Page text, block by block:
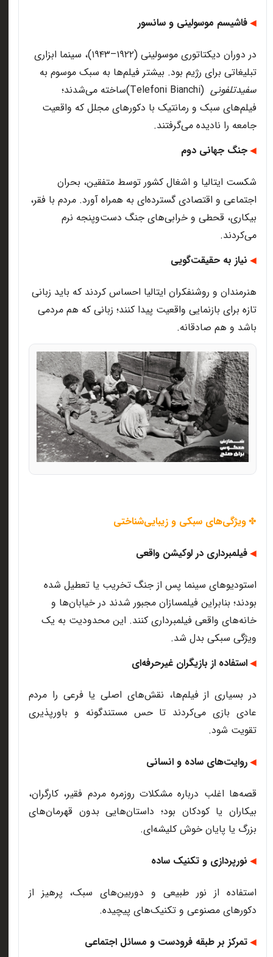
◀ فاشیسم موسولینی و سانسور
در دوران دیکتاتوری موسولینی (۱۹۲۲–۱۹۴۳) ، سینما ابزاری
تبلیغاتی برای رژیم بود. بیشتر فیلم‌ها به سبک موسوم به
سفیدتلفونی (Telefoni Bianchi)ساخته می‌شدند؛
فیلم‌های سبک و رمانتیک با دکورهای مجلل که واقعیت
جامعه را نادیده می‌گرفتند.
◀ جنگ جهانی دوم
شکست ایتالیا و اشغال کشور توسط متفقین، بحران
اجتماعی و اقتصادی گسترده‌ای به همراه آورد. مردم با فقر،
بیکاری، قحطی و خرابی‌های جنگ دست‌وپنجه نرم
می‌کردند.
◀ نیاز به حقیقت‌گویی
هنرمندان و روشنفکران ایتالیا احساس کردند که باید زبانی
تازه برای بازنمایی واقعیت پیدا کنند؛ زبانی که هم مردمی
باشد و هم صادقانه.
✤ ویژگی‌های سبکی و زیبایی‌شناختی
◀ فیلمبرداری در لوکیشن واقعی
استودیوهای سینما پس از جنگ تخریب یا تعطیل شده
بودند؛ بنابراین فیلمسازان مجبور شدند در خیابان‌ها و
خانه‌های واقعی فیلمبرداری کنند. این محدودیت به یک
ویژگی سبکی بدل شد.
◀ استفاده از بازیگران غیرحرفه‌ای
در بسیاری از فیلم‌ها، نقش‌های اصلی یا فرعی را مردم
عادی بازی می‌کردند تا حس مستندگونه و باورپذیری
تقویت شود.
◀ روایت‌های ساده و انسانی
قصه‌ها اغلب درباره مشکلات روزمره مردم فقیر، کارگران،
بیکاران یا کودکان بود؛ داستان‌هایی بدون قهرمان‌های
بزرگ یا پایان خوش کلیشه‌ای.
◀ نورپردازی و تکنیک ساده
استفاده از نور طبیعی و دوربین‌های سبک، پرهیز از
دکورهای مصنوعی و تکنیک‌های پیچیده.
◀ تمرکز بر طبقه فرودست و مسائل اجتماعی